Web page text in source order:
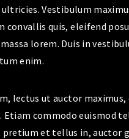
Vestibulum
convallis quis, eleifend
lorem. Duis in
enim.
lectus ut auctor
commodo euismod
et tellus in, auctor